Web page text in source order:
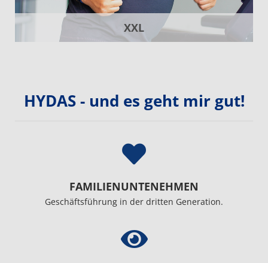
XXL
HYDAS - und es geht mir gut!
FAMILIENUNTENEHMEN
Geschäftsführung in der dritten Generation.